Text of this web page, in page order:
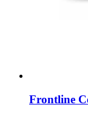
Frontline